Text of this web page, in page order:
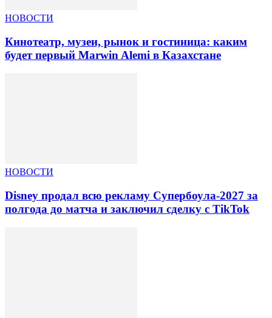
НОВОСТИ
Кинотеатр, музеи, рынок и гостиница: каким
будет первый Marwin Alemi в Казахстане
НОВОСТИ
Disney продал всю рекламу Супербоула-2027 за
полгода до матча и заключил сделку с TikTok